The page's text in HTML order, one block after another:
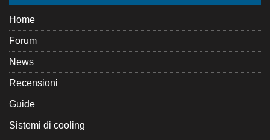
Home
Forum
News
Recensioni
Guide
Sistemi di cooling